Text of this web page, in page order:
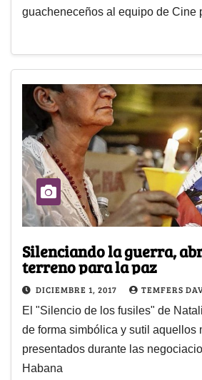
guacheneceños al equipo de Cine
Silenciando la guerra,
terreno para la paz
DICIEMBRE 1, 2017 TEMFERS
El "Silencio de los fusiles" de
de forma simbólica y sutil aquellos
presentados durante las
Habana